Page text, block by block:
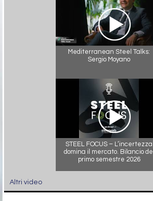
Mediterranean Steel Talks:
Sergio Moyano
STEEL FOCUS – L’incertezza
domina il mercato. Bilancio del
primo semestre 2026
Altri video